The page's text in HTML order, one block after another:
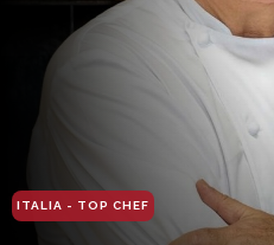
ITALIA - TOP CHEF